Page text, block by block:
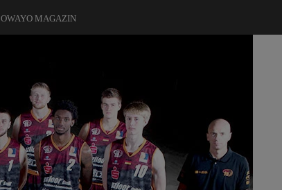
OWAYO MAGAZIN